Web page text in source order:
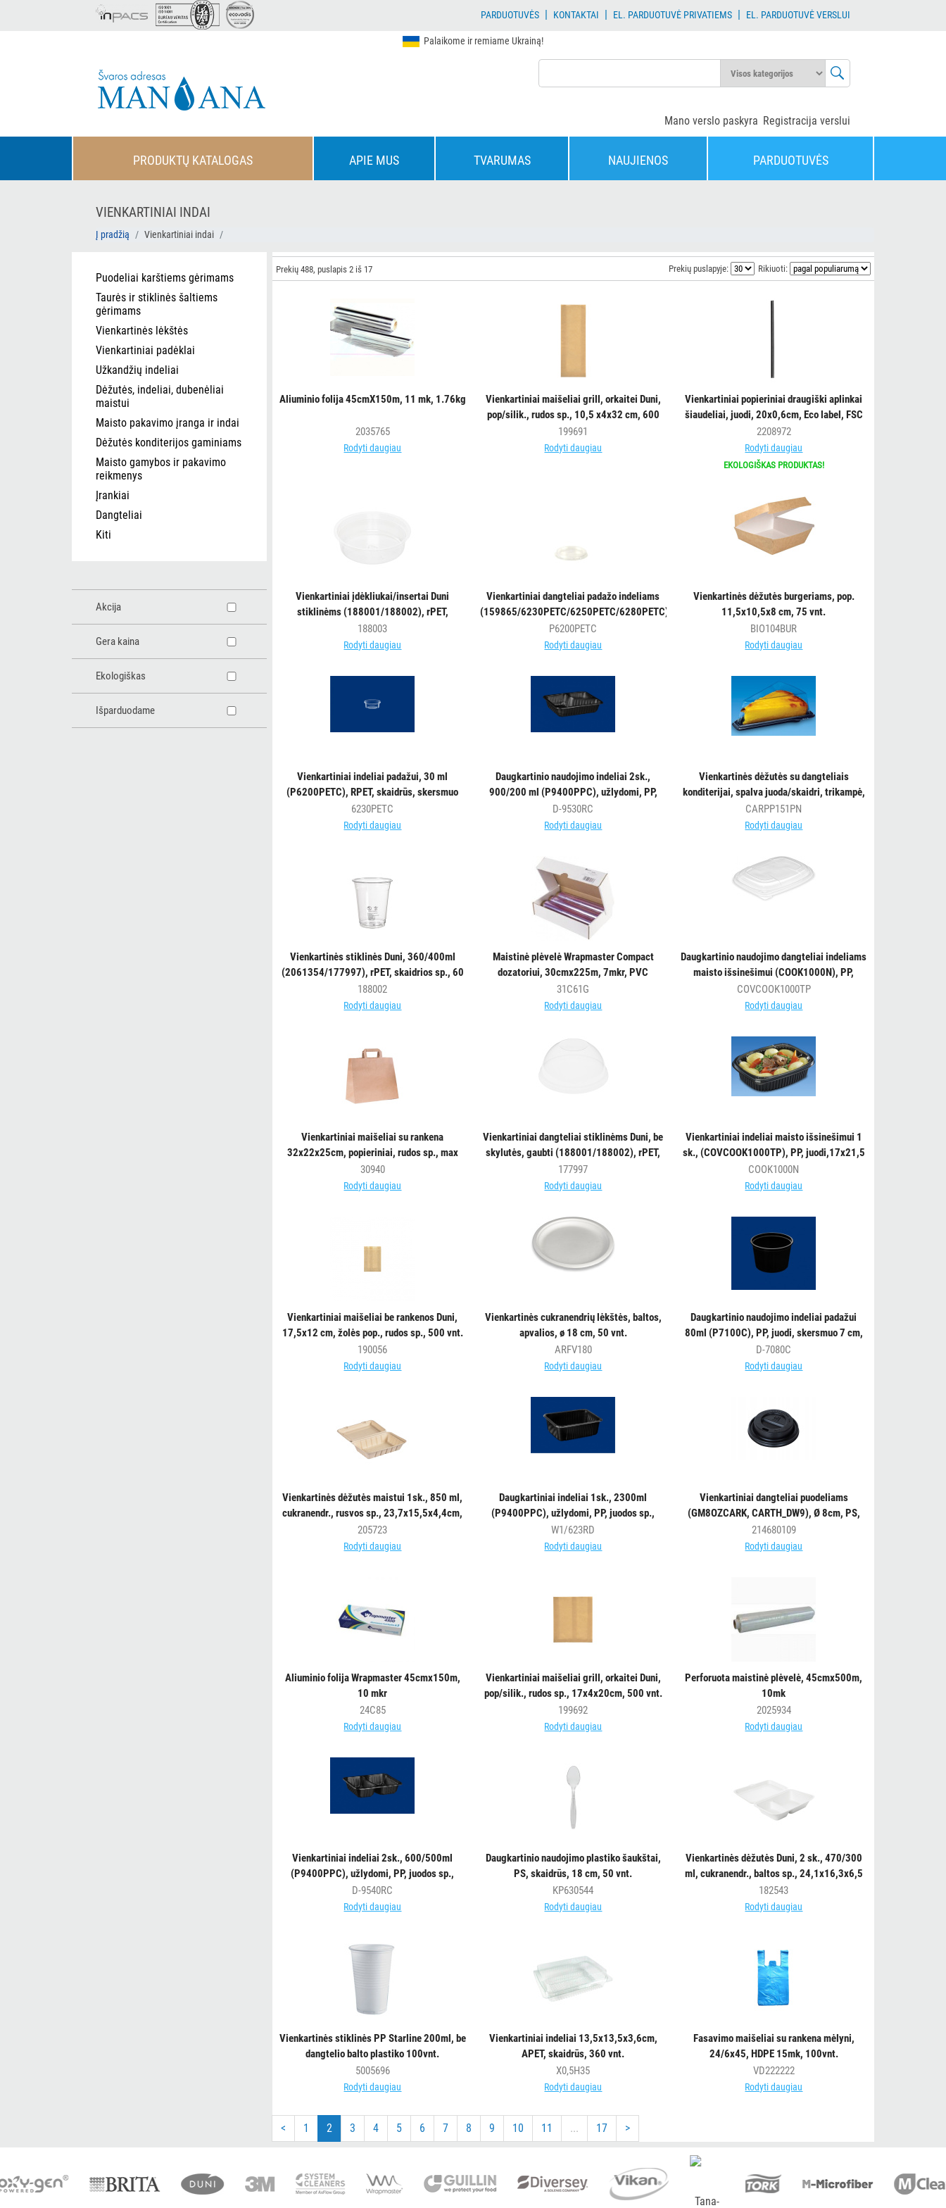
PARDUOTUVĖS| KONTAKTAI | EL. PARDUOTUVĖ PRIVATIEMS| EL. PARDUOTUVĖ VERSLUI
Palaikome ir remiame Ukrainą!
Registracija verslui
Mano verslo paskyra
PRODUKTŲ KATALOGAS APIE MUS TVARUMAS NAUJIENOS PARDUOTUVĖS
VIENKARTINIAI INDAI
Į pradžią Vienkartiniai indai
Puodeliai karštiems gėrimams
Taurės ir stiklinės šaltiems
gėrimams
Vienkartinės lėkštės
Vienkartiniai padėklai
Užkandžių indeliai
Dėžutės, indeliai, dubenėliai
maistui
Maisto pakavimo įranga ir indai
Dėžutės konditerijos gaminiams
Maisto gamybos ir pakavimo
reikmenys
Įrankiai
Dangteliai
Kiti
Akcija
Gera kaina
Ekologiškas
Išparduodame
Prekių 488, puslapis 2 iš 17 Rikiuoti:
Prekių puslapyje:
Aliuminio folija 45cmX150m, 11 mk, 1.76kg
2035765
Rodyti daugiau
Vienkartiniai maišeliai grill, orkaitei Duni,
pop/silik., rudos sp., 10,5 x4x32 cm, 600
vnt.
199691
Rodyti daugiau
Vienkartiniai popieriniai draugiški aplinkai
šiaudeliai, juodi, 20x0,6cm, Eco label, FSC
Mix 250vnt.
2208972
Rodyti daugiau
EKOLOGIŠKAS PRODUKTAS!
Vienkartiniai įdėkliukai/insertai Duni
stiklinėms (188001/188002), rPET,
skaidrūs, 30 vnt.
188003
Rodyti daugiau
Vienkartiniai dangteliai padažo indeliams
(159865/6230PETC/6250PETC/6280PETC),
RPET, skersmuo 6,5 cm, max -40°C/+60°C,
100vnt.
P6200PETC
Rodyti daugiau
Vienkartinės dėžutės burgeriams, pop.
11,5x10,5x8 cm, 75 vnt.
BIO104BUR
Rodyti daugiau
Vienkartiniai indeliai padažui, 30 ml
(P6200PETC), RPET, skaidrūs, skersmuo
6,25cm, max -40°C/+60°C, 100 vnt.
6230PETC
Rodyti daugiau
Daugkartinio naudojimo indeliai 2sk.,
900/200 ml (P9400PPC), užlydomi, PP,
juodos sp., 22,8x17,8x5cm, 80vnt.
D-9530RC
Rodyti daugiau
Vienkartinės dėžutės su dangteliais
konditerijai, spalva juoda/skaidri, trikampė,
RPET, 12,5x16,3 cm, 30 vnt.
CARPP151PN
Rodyti daugiau
Vienkartinės stiklinės Duni, 360/400ml
(2061354/177997), rPET, skaidrios sp., 60
vnt.
188002
Rodyti daugiau
Maistinė plėvelė Wrapmaster Compact
dozatoriui, 30cmx225m, 7mkr, PVC
31C61G
Rodyti daugiau
Daugkartinio naudojimo dangteliai indeliams
maisto išsinešimui (COOK1000N), PP,
skaidrūs, 17x21,5x2cm, 20vnt.
COVCOOK1000TP
Rodyti daugiau
Vienkartiniai maišeliai su rankena
32x22x25cm, popieriniai, rudos sp., max
+100°C, 250vnt.
30940
Rodyti daugiau
Vienkartiniai dangteliai stiklinėms Duni, be
skylutės, gaubti (188001/188002), rPET,
skaidrios sp., 60 vnt.
177997
Rodyti daugiau
Vienkartiniai indeliai maisto išsinešimui 1
sk., (COVCOOK1000TP), PP, juodi,17x21,5
cm, 1000 ml, tinka mikrobangų kr., 40 vnt.
COOK1000N
Rodyti daugiau
Vienkartiniai maišeliai be rankenos Duni,
17,5x12 cm, žolės pop., rudos sp., 500 vnt.
190056
Rodyti daugiau
Vienkartinės cukranendrių lėkštės, baltos,
apvalios, ø 18 cm, 50 vnt.
ARFV180
Rodyti daugiau
Daugkartinio naudojimo indeliai padažui
80ml (P7100C), PP, juodi, skersmuo 7 cm,
max-20/+120°C, 100 vnt.
D-7080C
Rodyti daugiau
Vienkartinės dėžutės maistui 1sk., 850 ml,
cukranendr., rusvos sp., 23,7x15,5x4,4cm,
50 vnt.
205723
Rodyti daugiau
Daugkartiniai indeliai 1sk., 2300ml
(P9400PPC), užlydomi, PP, juodos sp.,
22,7x17,8x8,1cm, 320vnt.
W1/623RD
Rodyti daugiau
Vienkartiniai dangteliai puodeliams
(GM8OZCARK, CARTH_DW9), Ø 8cm, PS,
juodos sp., 100vnt.
214680109
Rodyti daugiau
Aliuminio folija Wrapmaster 45cmx150m,
10 mkr
24C85
Rodyti daugiau
Vienkartiniai maišeliai grill, orkaitei Duni,
pop/silik., rudos sp., 17x4x20cm, 500 vnt.
199692
Rodyti daugiau
Perforuota maistinė plėvelė, 45cmx500m,
10mk
2025934
Rodyti daugiau
Vienkartiniai indeliai 2sk., 600/500ml
(P9400PPC), užlydomi, PP, juodos sp.,
22,8x17,8x5cm, 80vnt.
D-9540RC
Rodyti daugiau
Daugkartinio naudojimo plastiko šaukštai,
PS, skaidrūs, 18 cm, 50 vnt.
KP630544
Rodyti daugiau
Vienkartinės dėžutės Duni, 2 sk., 470/300
ml, cukranendr., baltos sp., 24,1x16,3x6,5
cm, 50 vnt.
182543
Rodyti daugiau
Vienkartinės stiklinės PP Starline 200ml, be
dangtelio balto plastiko 100vnt.
5005696
Rodyti daugiau
Vienkartiniai indeliai 13,5x13,5x3,6cm,
APET, skaidrūs, 360 vnt.
X0,5H35
Rodyti daugiau
Fasavimo maišeliai su rankena mėlyni,
24/6x45, HDPE 15mk, 100vnt.
VD222222
Rodyti daugiau
< 1 2 3 4 5 6 7 8 9 10 11 ... 17 >